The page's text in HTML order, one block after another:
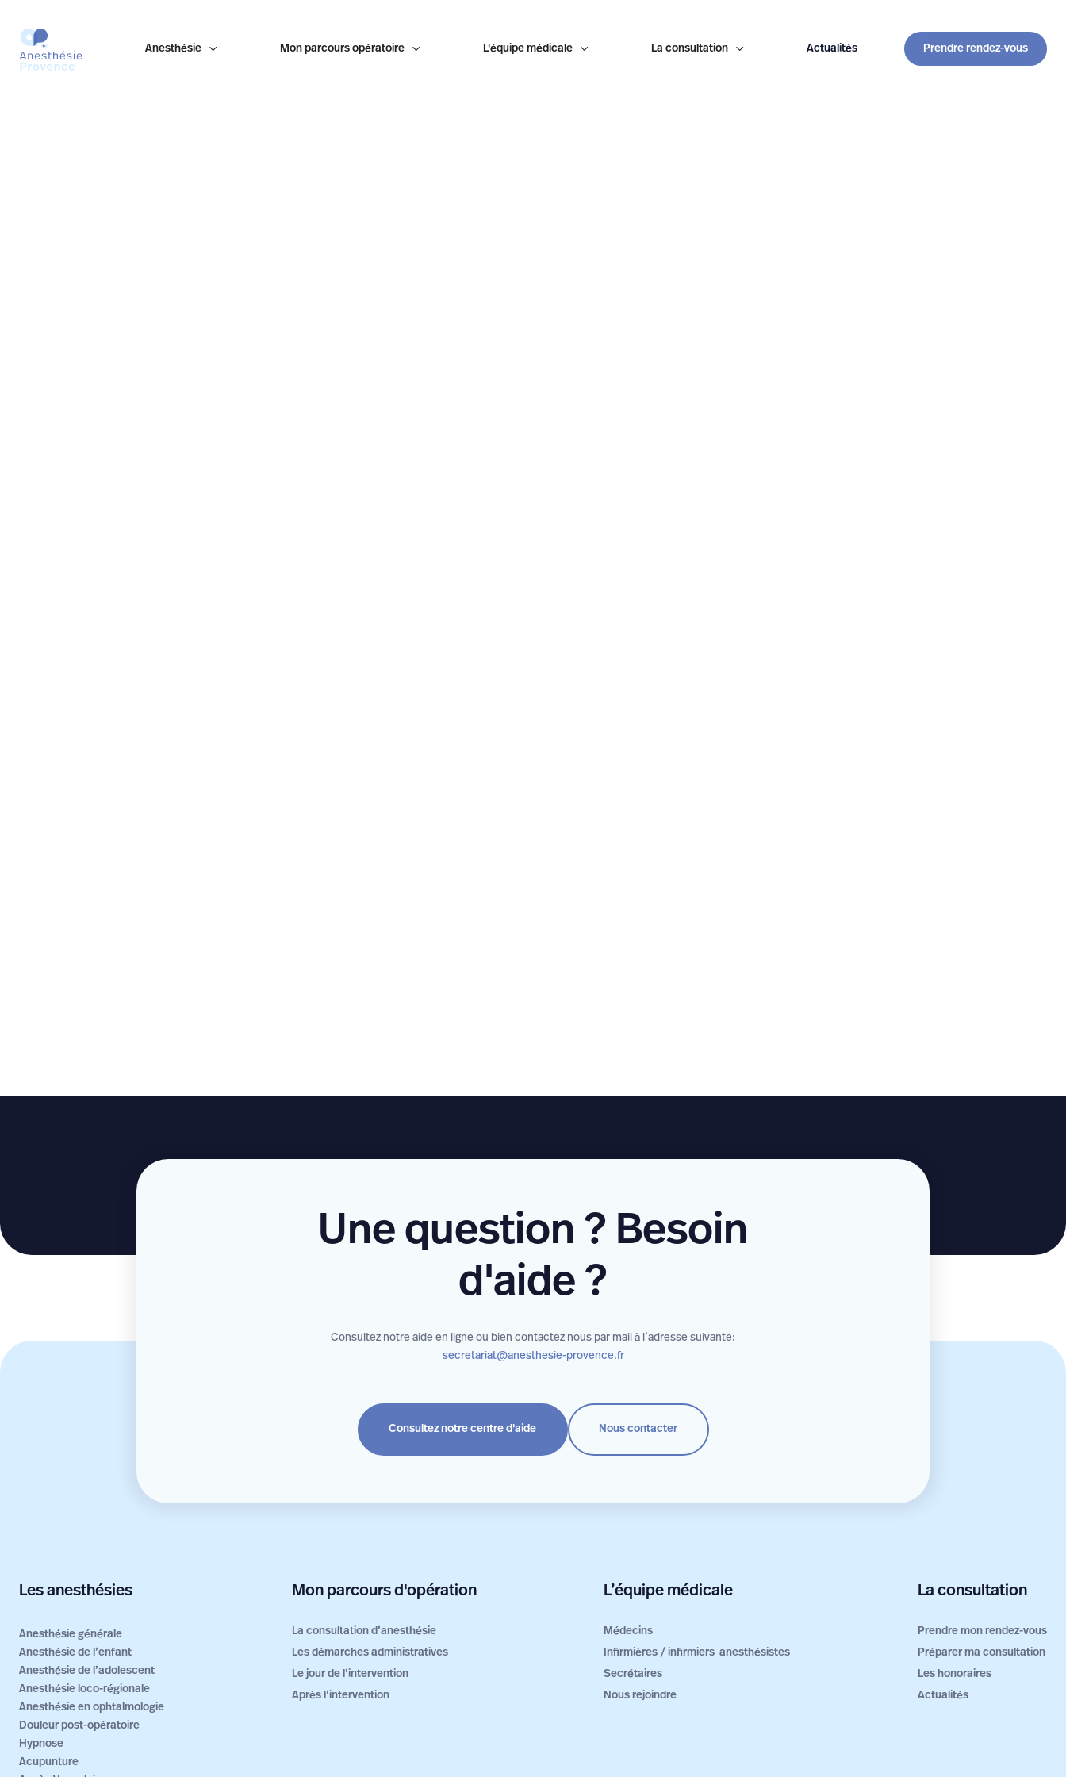
Anesthésie  Mon parcours opératoire  L'équipe médicale  La consultation  Actualités Prendre rendez-vous
Une question ? Besoin
d'aide ?
Consultez notre aide en ligne ou bien contactez nous par mail à l’adresse suivante:
secretariat@anesthesie-provence.fr
Consultez notre centre d'aide Nous contacter
Les anesthésies
Anesthésie générale
Anesthésie de l’enfant
Anesthésie de l’adolescent
Anesthésie loco-régionale
Anesthésie en ophtalmologie
Douleur post-opératoire
Hypnose
Acupunture
Mon parcours d'opération
La consultation d’anesthésie
Les démarches administratives
Le jour de l’intervention
Après l’intervention
L’équipe médicale
Médecins
Infirmières / infirmiers anesthésistes
Secrétaires
Nous rejoindre
La consultation
Prendre mon rendez-vous
Préparer ma consultation
Les honoraires
Actualités